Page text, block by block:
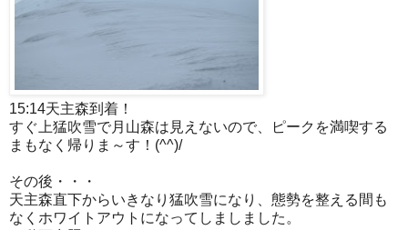
15:14天主森到着！
すぐ上猛吹雪で月山森は見えないので、ピークを満喫する
まもなく帰りま～す！(^^)/
その後・・・
天主森直下からいきなり猛吹雪になり、態勢を整える間も
なくホワイトアウトになってしましました。